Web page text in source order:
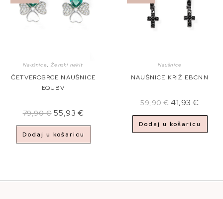
Naušnice,Ženski nakit
ČETVEROSRCE NAUŠNICE
EQUBV
79,90€ 55,93 €
Dodaj u košaricu
Naušnice
NAUŠNICE KRIŽ EBCNN
59,90€41,93€
Dodaj u košaricu